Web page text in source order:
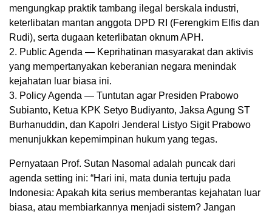
mengungkap praktik tambang ilegal berskala industri,
keterlibatan mantan anggota DPD RI (Ferengkim Elfis dan
Rudi), serta dugaan keterlibatan oknum APH.
2. Public Agenda — Keprihatinan masyarakat dan aktivis
yang mempertanyakan keberanian negara menindak
kejahatan luar biasa ini.
3. Policy Agenda — Tuntutan agar Presiden Prabowo
Subianto, Ketua KPK Setyo Budiyanto, Jaksa Agung ST
Burhanuddin, dan Kapolri Jenderal Listyo Sigit Prabowo
menunjukkan kepemimpinan hukum yang tegas.
Pernyataan Prof. Sutan Nasomal adalah puncak dari
agenda setting ini: “Hari ini, mata dunia tertuju pada
Indonesia: Apakah kita serius memberantas kejahatan luar
biasa, atau membiarkannya menjadi sistem? Jangan